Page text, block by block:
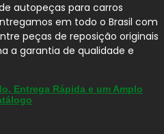
autopeças para carros
em todo o Brasil com
peças de reposição originais
a garantia de qualidade e
Entrega Rápida e um Amplo